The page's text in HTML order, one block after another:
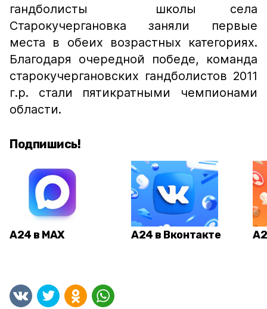
гандболисты школы села
Старокучергановка заняли первые
места в обеих возрастных категориях.
Благодаря очередной победе, команда
старокучергановских гандболистов 2011
г.р. стали пятикратными чемпионами
области.
Подпишись!
А24 в MAX А24 в Вконтакте